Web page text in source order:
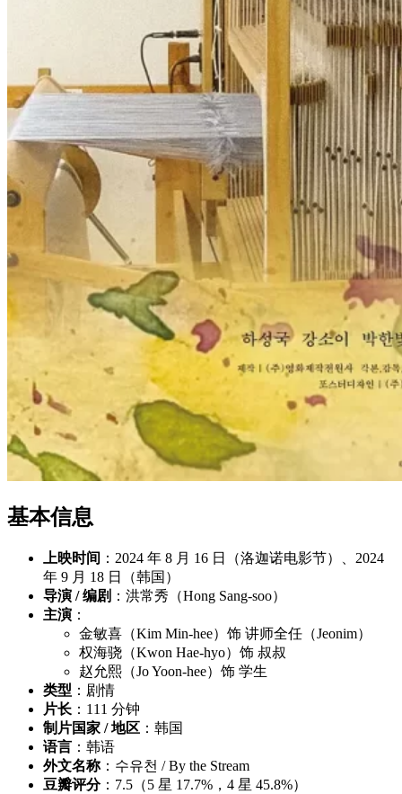
基本信息
上映时间 ：2024 年 8 月 16 日（洛迦诺电影节）、2024
年 9 月 18 日（韩国）
导演 / 编剧 ：洪常秀（Hong Sang-soo）
主演 ：
金敏喜（Kim Min-hee）饰 讲师全任（Jeonim）
权海骁（Kwon Hae-hyo）饰 叔叔
赵允熙（Jo Yoon-hee）饰 学生
类型 ：剧情
片长 ：111 分钟
制片国家 / 地区 ：韩国
语言 ：韩语
外文名称：수유천 / By the Stream
豆瓣评分：7.5（5 星 17.7%，4 星 45.8%）